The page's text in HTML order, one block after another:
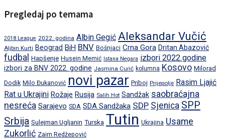
Pregledaj po temama
2018 League 2022. godina Albin Gegić Aleksandar Vučić
Aljbin Kurti Beograd BiH BNV Bošnjaci Crna Gora Dritan Abazović
fudbal Hapšenje Husein Memić Istana Negara izbori 2022.godine
izbori za BNV 2022. godine Jasmina Curić kolumna Kosovo Milorad
Dodik Milo Đukanović novi pazar Priboj Prijepolje Rasim Ljajić
Rat u Ukrajini Rožaje Rusija Salih Hot Sandžak saobraćajna
nesreća Sarajevo SDA SDA Sandžaka SDP Sjenica SPP
Srbija Sulejman Ugljanin Turska Tutin Ukrajina Usame
Zukorlić Zaim Redžepović